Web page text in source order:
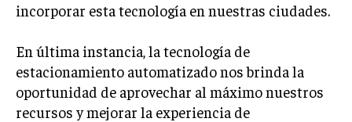
incorporar esta tecnología en nuestras ciudades.
En última instancia, la tecnología de
estacionamiento automatizado nos brinda la
oportunidad de aprovechar al máximo nuestros
recursos y mejorar la experiencia de